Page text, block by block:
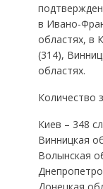
в Ивано-
областях, в
(314),
областях.
Количество
Киев – 348
Винницкая
Волынская
Донецкая